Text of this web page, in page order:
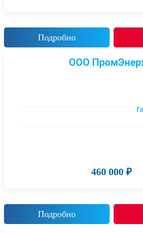
Подробно
ООО
460 000 ₽
Подробно